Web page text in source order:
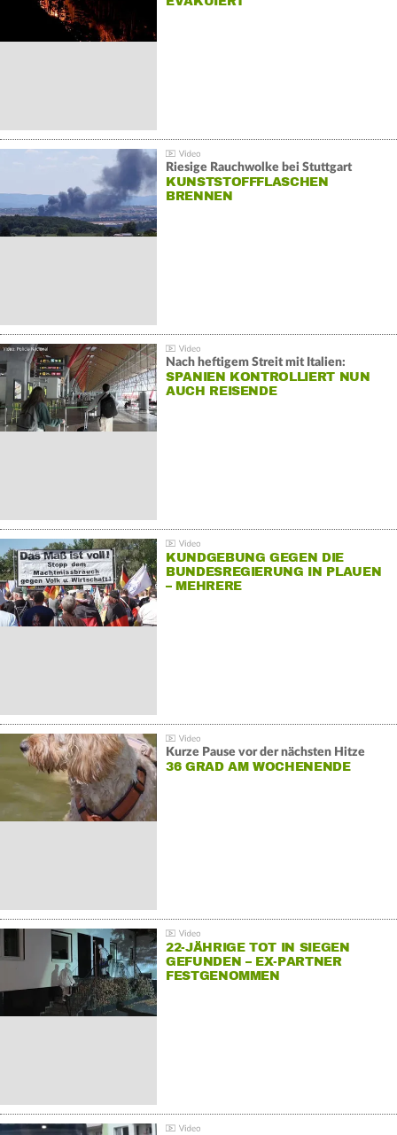
Riesige Rauchwolke bei Stuttgart
KUNSTSTOFFFLASCHEN
BRENNEN
Nach heftigem Streit mit Italien:
SPANIEN KONTROLLIERT NUN
AUCH REISENDE
KUNDGEBUNG GEGEN DIE
BUNDESREGIERUNG IN PLAUEN
– MEHRERE
Kurze Pause vor der nächsten Hitze
36 GRAD AM WOCHENENDE
22-JÄHRIGE TOT IN SIEGEN
GEFUNDEN – EX-PARTNER
FESTGENOMMEN